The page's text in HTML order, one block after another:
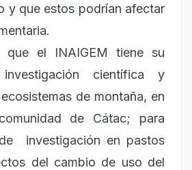
y que estos podrían afectar
que el INAIGEM tiene su
científica y
de montaña, en
de Cátac; para
investigación en pastos
del cambio de uso del